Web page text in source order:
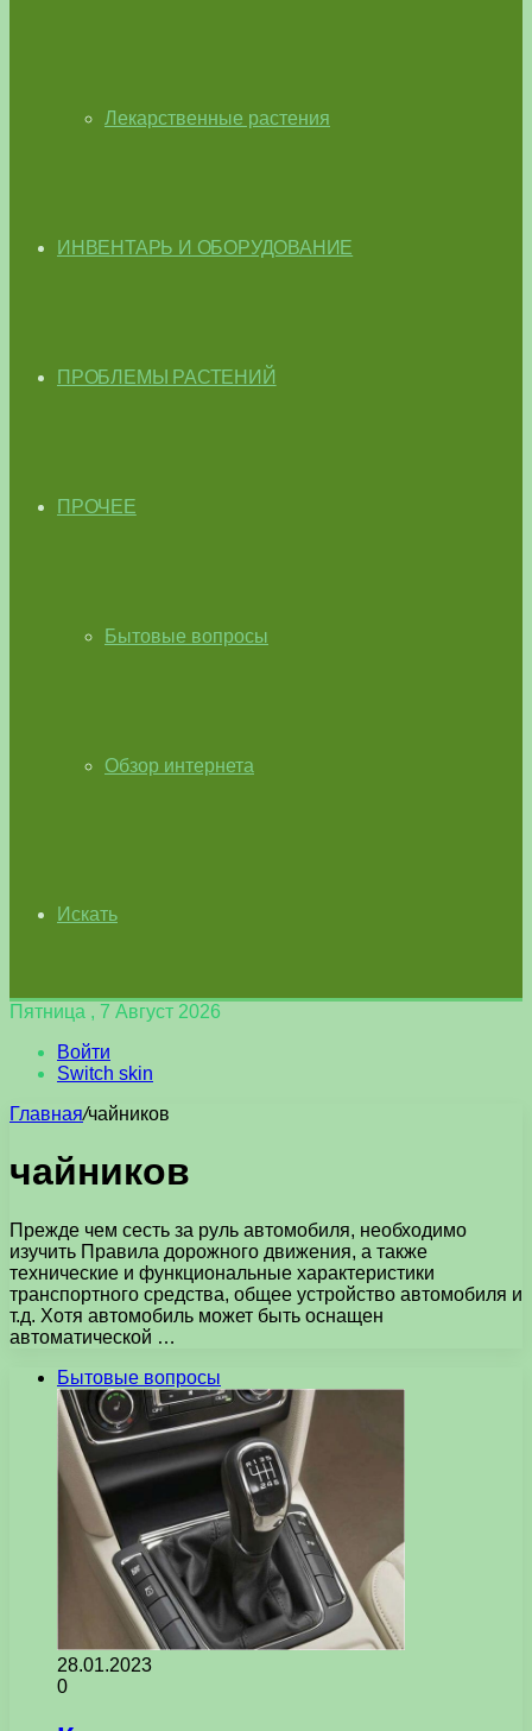
Лекарственные растения
ИНВЕНТАРЬ И ОБОРУДОВАНИЕ
ПРОБЛЕМЫ РАСТЕНИЙ
ПРОЧЕЕ
Бытовые вопросы
Обзор интернета
Искать
Пятница , 7 Август 2026
Войти
Switch skin
Главная/чайников
чайников
Прежде чем сесть за руль автомобиля, необходимо
изучить Правила дорожного движения, а также
технические и функциональные характеристики
транспортного средства, общее устройство автомобиля и
т.д. Хотя автомобиль может быть оснащен
автоматической …
Бытовые вопросы
28.01.2023
0